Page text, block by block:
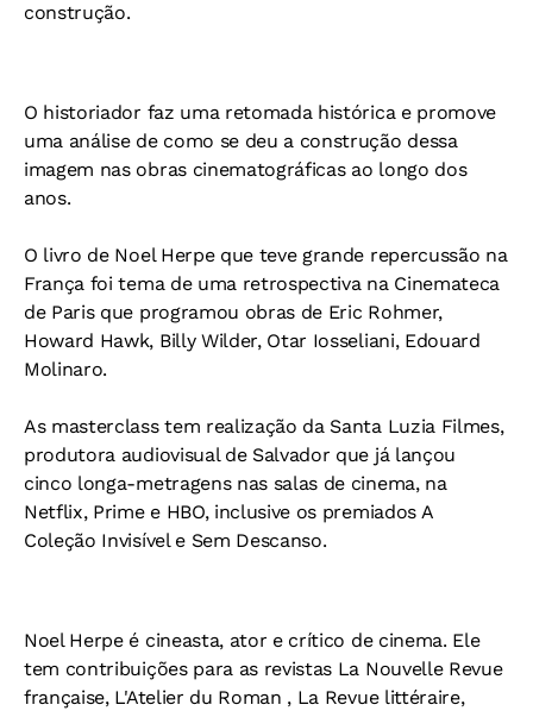
construção.
O historiador faz uma retomada histórica e promove
uma análise de como se deu a construção dessa
imagem nas obras cinematográficas ao longo dos
anos.
O livro de Noel Herpe que teve grande repercussão na
França foi tema de uma retrospectiva na Cinemateca
de Paris que programou obras de Eric Rohmer,
Howard Hawk, Billy Wilder, Otar Iosseliani, Edouard
Molinaro.
As masterclass tem realização da Santa Luzia Filmes,
produtora audiovisual de Salvador que já lançou
cinco longa-metragens nas salas de cinema, na
Netflix, Prime e HBO, inclusive os premiados A
Coleção Invisível e Sem Descanso.
Noel Herpe é cineasta, ator e crítico de cinema. Ele
tem contribuições para as revistas La Nouvelle Revue
française, L'Atelier du Roman , La Revue littéraire,